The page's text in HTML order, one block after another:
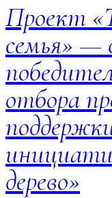
Проект
семья» —
отбора
дерево»